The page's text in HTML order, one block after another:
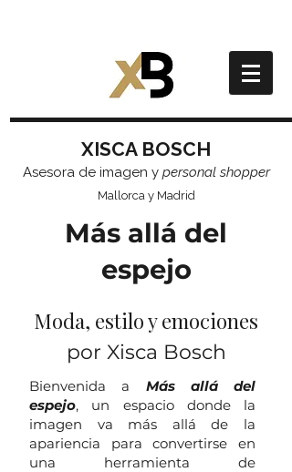
XISCA BOSCH
Asesora de imagen y personal shopper
Mallorca y Madrid
Más allá del
espejo
Moda, estilo y emociones
por Xisca Bosch
Bienvenida a Más allá del
espejo, un espacio donde la
imagen va más allá de la
apariencia para convertirse en
una herramienta de